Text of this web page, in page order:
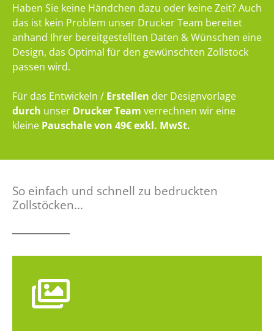
Haben Sie keine Händchen dazu oder keine Zeit? Auch
das ist kein Problem unser Drucker Team bereitet
anhand Ihrer bereitgestellten Daten & Wünschen eine
Design, das Optimal für den gewünschten Zollstock
passen wird.
Für das Entwickeln / Erstellen der Designvorlage
durch unser Drucker Team verrechnen wir eine
kleine Pauschale von 49€ exkl. MwSt.
So einfach und schnell zu bedruckten
Zollstöcken...